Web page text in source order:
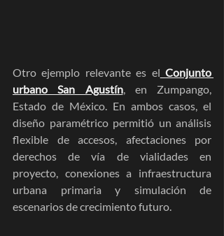
Otro ejemplo relevante es el Conjunto
urbano San Agustín, en Zumpango,
Estado de México. En ambos casos, el
diseño paramétrico permitió un análisis
flexible de accesos, afectaciones por
derechos de vía de vialidades en
proyecto, conexiones a infraestructura
urbana primaria y simulación de
escenarios de crecimiento futuro.